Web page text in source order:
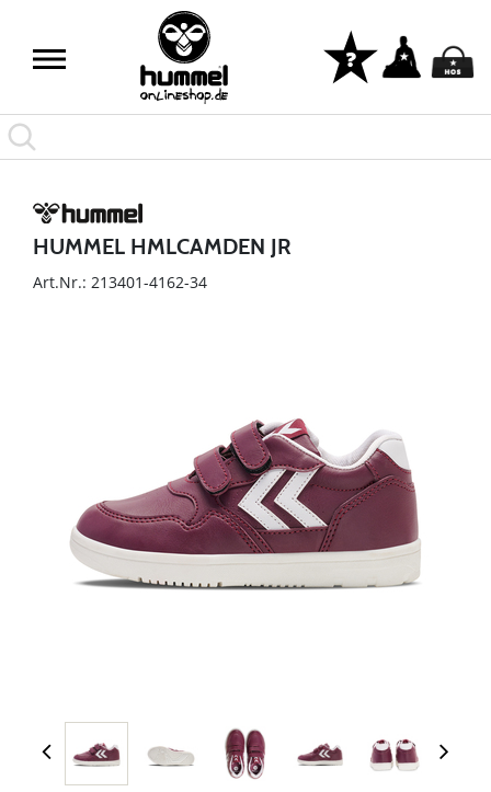
HUMMEL HMLCAMDEN JR
Art.Nr.: 213401-4162-34